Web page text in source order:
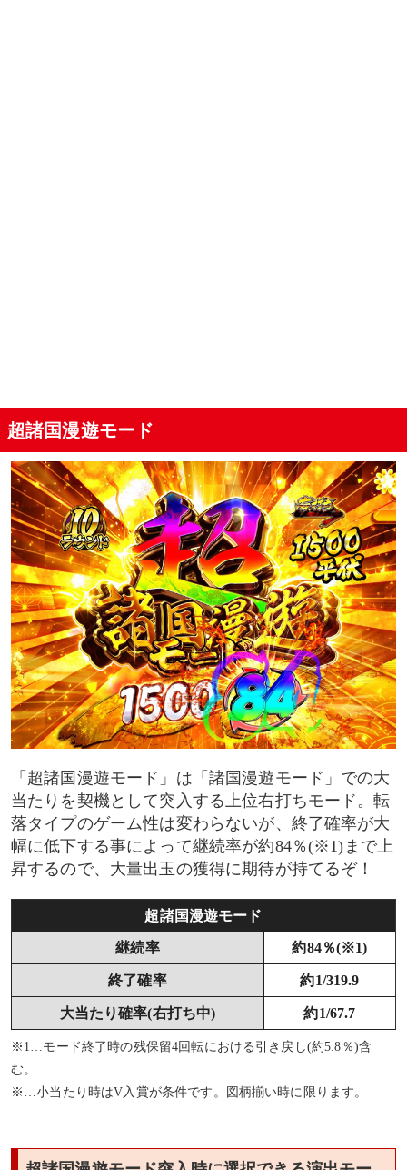
超諸国漫遊モード
「超諸国漫遊モード」は「諸国漫遊モード」での大
当たりを契機として突入する上位右打ちモード。転
落タイプのゲーム性は変わらないが、終了確率が大
幅に低下する事によって継続率が約84％(※1)まで上
昇するので、大量出玉の獲得に期待が持てるぞ！
超諸国漫遊モード
継続率 約84％(※1)
終了確率 約1/319.9
大当たり確率(右打ち中) 約1/67.7
※1…モード終了時の残保留4回転における引き戻し(約5.8％)含
む。
※…小当たり時はV入賞が条件です。図柄揃い時に限ります。